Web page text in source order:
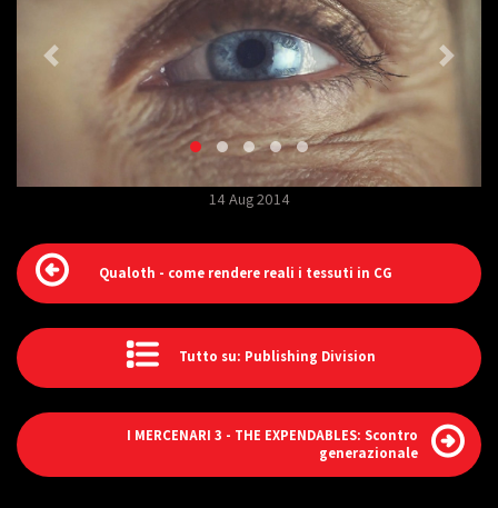
14 Aug 2014
Qualoth - come rendere reali i tessuti in CG
Tutto su: Publishing Division
I MERCENARI 3 - THE EXPENDABLES: Scontro
generazionale